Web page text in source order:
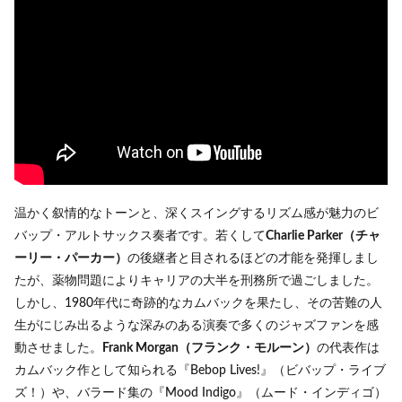
温かく叙情的なトーンと、深くスイングするリズム感が魅力のビ
バップ・アルトサックス奏者です。若くしてCharlie Parker（チャ
ーリー・パーカー） の後継者と目されるほどの才能を発揮しまし
たが、薬物問題によりキャリアの大半を刑務所で過ごしました。
しかし、1980年代に奇跡的なカムバックを果たし、その苦難の人
生がにじみ出るような深みのある演奏で多くのジャズファンを感
動させました。
Frank Morgan（フランク・モルーン） の代表作は
カムバック作として知られる『Bebop Lives!』（ビバップ・ライブ
ズ！）や、バラード集の『Mood Indigo』（ムード・インディゴ）